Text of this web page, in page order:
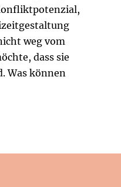
weg vom
dass sie
Was können